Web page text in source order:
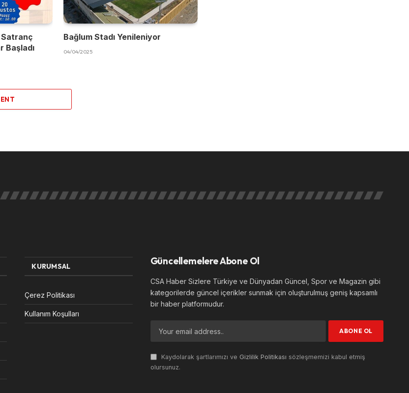
Satranç
Başladı
Bağlum Stadı Yenileniyor
04/04/2025
KURUMSAL
Çerez Politikası
Kullanım Koşulları
Güncellemelere Abone Ol
CSA Haber Sizlere Türkiye ve Dünyadan Güncel, Spor ve Magazin gibi
kategorilerde güncel içerikler sunmak için oluşturulmuş geniş kapsamlı
bir haber platformudur.
Kaydolarak şartlarımızı ve Gizlilik Politikası sözleşmemizi kabul etmiş
olursunuz.